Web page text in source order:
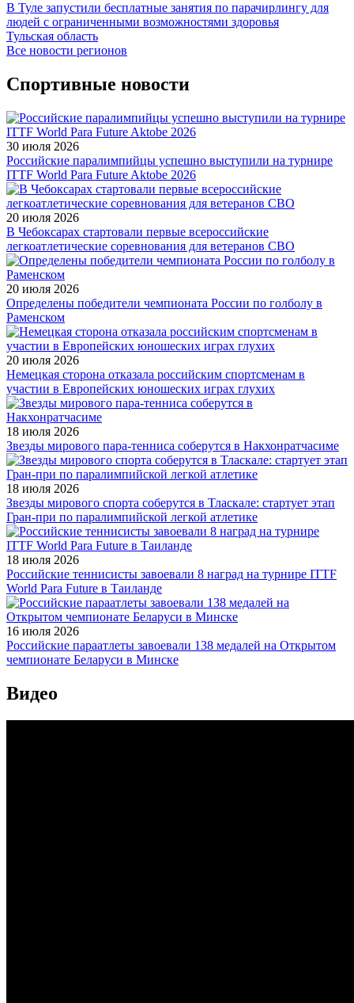
В Туле запустили бесплатные занятия по парачирлингу для
людей с ограниченными возможностями здоровья
Тульская область
Все новости регионов
Спортивные новости
30 июля 2026
Российские паралимпийцы успешно выступили на турнире
ITTF World Para Future Aktobe 2026
20 июля 2026
В Чебоксарах стартовали первые всероссийские
легкоатлетические соревнования для ветеранов СВО
20 июля 2026
Определены победители чемпионата России по голболу в
Раменском
20 июля 2026
Немецкая сторона отказала российским спортсменам в
участии в Европейских юношеских играх глухих
18 июля 2026
Звезды мирового пара-тенниса соберутся в Накхонратчасиме
18 июля 2026
Звезды мирового спорта соберутся в Тласкале: стартует этап
Гран-при по паралимпийской легкой атлетике
18 июля 2026
Российские теннисисты завоевали 8 наград на турнире ITTF
World Para Future в Таиланде
16 июля 2026
Российские параатлеты завоевали 138 медалей на Открытом
чемпионате Беларуси в Минске
Видео